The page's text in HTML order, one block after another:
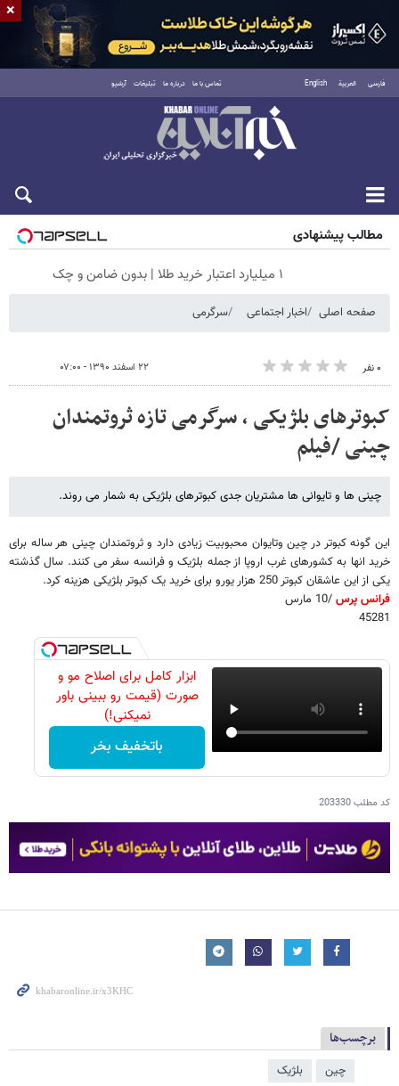
فارسی العربية English تماس با ما درباره ما تبلیغات آرشیو
جمعه ۱۶ مرداد ۱۴۰۵
مطالب پیشنهادی
۱ میلیارد اعتبار خرید طلا | بدون ضامن و چک
صفحه اصلی اخبار اجتماعی سرگرمی
۰ نفر ۲۲ اسفند ۱۳۹۰ - ۰۷:۰۰
کبوترهای بلژیکی ، سرگرمی تازه ثروتمندان
چینی /فیلم
چینی ها و تایوانی ها مشتریان جدی کبوترهای بلژیکی به شمار می روند.
این گونه کبوتر در چین وتایوان محبوبیت زیادی دارد و ثروتمندان چینی هر ساله برای
خرید انها به کشورهای غرب اروپا از جمله بلژیک و فرانسه سفر می کنند. سال گذشته
یکی از این عاشقان کبوتر 250 هزار یورو برای خرید یک کبوتر بلژیکی هزینه کرد.
فرانس پرس /10 مارس
45281
ابزار کامل برای اصلاح مو و
صورت (قیمت رو ببینی باور
نمیکنی!)
باتخفیف بخر
کد مطلب203330
برچسب‌ها
چین بلژیک
×